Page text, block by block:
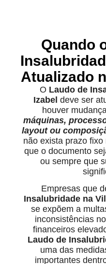
Quando
Atualizado
O Laudo de
Izabel deve ser
houver
máquinas,
layout ou
não exista prazo
que o documento
ou sempre que
Empresas que
Insalubridade na
se expõem a
inconsistências no
financeiros
Laudo de
uma das
importantes